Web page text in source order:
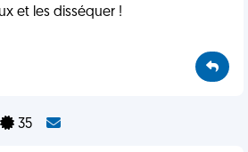
et les disséquer !
35